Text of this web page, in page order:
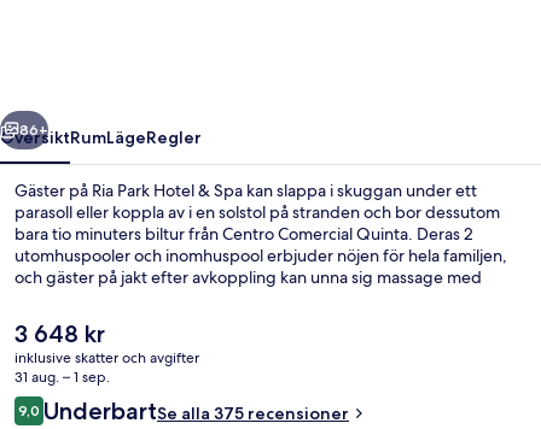
Nästa
86+
ÖversiktRumLägeRegler
Gäster på Ria Park Hotel & Spa kan slappa i skuggan under ett
parasoll eller koppla av i en solstol på stranden och bor dessutom
bara tio minuters biltur från Centro Comercial Quinta. Deras 2
utomhuspooler och inomhuspool erbjuder nöjen för hela familjen,
och gäster på jakt efter avkoppling kan unna sig massage med
specialiserar sig på portugisiska köket och dessutom finns det 2
barer/lounger, där du kan svalka dig med en drink. Detta hotell i
lyxstil erbjuder även gäster tillgång till en takterrass, en gratis
barnklubb och en bar vid poolen. Andra resenärer talar mycket väl
om den hjälpsamma personalen.
Det
nuvarande
priset
är
3 648 kr
3 648 kr
inklusive skatter och avgifter
31 aug. – 1 sep.
Recensioner
9,09,0 av 10,
UnderbartSe alla 375 recensioner